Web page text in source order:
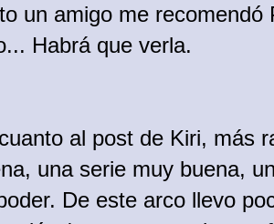
un amigo me
Habrá que verla.
al post de Kiri, más
una serie muy buena,
De este arco llevo